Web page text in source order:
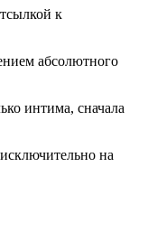
к
абсолютного
интима, сначала
на